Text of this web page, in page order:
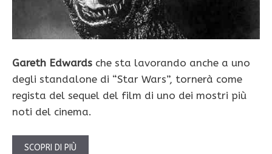
Gareth Edwards che sta lavorando anche a uno
degli standalone di “Star Wars”, tornerà come
regista del sequel del film di uno dei mostri più
noti del cinema.
SCOPRI DI PIÙ